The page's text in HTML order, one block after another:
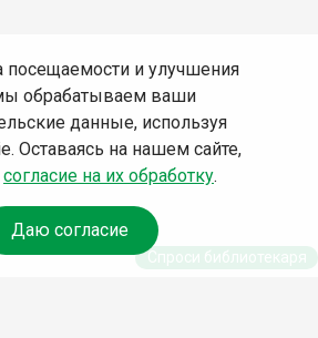
посещаемости и улучшения
обрабатываем ваши
данные, используя
Оставаясь на нашем сайте,
согласие на их обработку.
Даю согласие
Спроси библиотекаря